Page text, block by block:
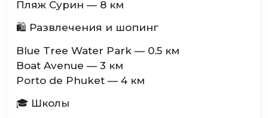
Пляж Сурин — 8 км
🛍 Развлечения и шопинг
Blue Tree Water Park — 0.5 км
Boat Avenue — 3 км
Porto de Phuket — 4 км
🎓 Школы